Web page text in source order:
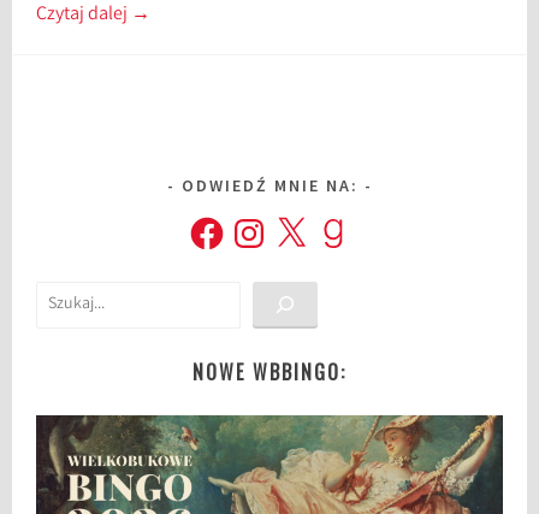
Czytaj dalej →
ODWIEDŹ MNIE NA:
FacebookInstagram
X Goodreads
Szukaj
NOWE WBBINGO: